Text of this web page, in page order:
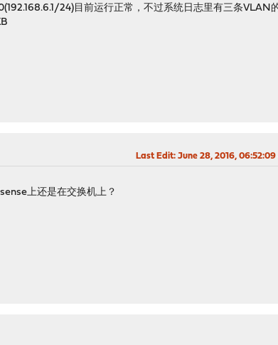
24)目前运行正常，不过系统日志里有三条VLAN
Last Edit: June 28, 2016,
上还是在交换机上？